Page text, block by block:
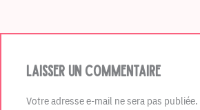
Laisser un commentaire
Votre adresse e-mail ne sera pas publiée.